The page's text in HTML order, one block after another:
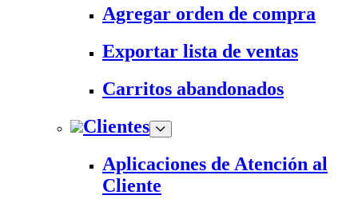
Agregar orden de compra
Exportar lista de ventas
Carritos abandonados
Clientes
Aplicaciones de Atención al
Cliente